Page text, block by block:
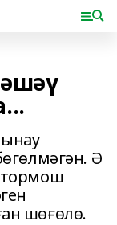
Ә
шөғөлө.